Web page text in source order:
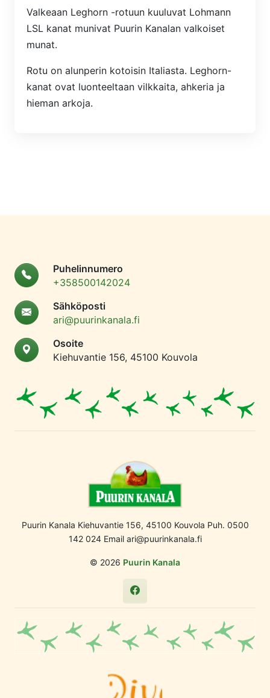
Valkeaan Leghorn -rotuun kuuluvat Lohmann
LSL kanat munivat Puurin Kanalan valkoiset
munat.
Rotu on alunperin kotoisin Italiasta. Leghorn-
kanat ovat luonteeltaan vilkkaita, ahkeria ja
hieman arkoja.
Puhelinnumero
+358500142024
Sähköposti
ari@puurinkanala.fi
Osoite
Kiehuvantie 156, 45100 Kouvola
Puurin Kanala Kiehuvantie 156, 45100 Kouvola Puh. 0500
142 024 Email ari@puurinkanala.fi
© 2026 Puurin Kanala